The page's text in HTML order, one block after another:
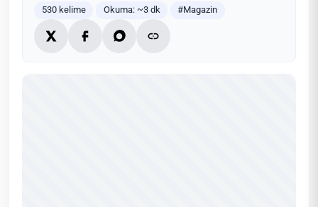
530 kelime Okuma: ~3 dk #Magazin